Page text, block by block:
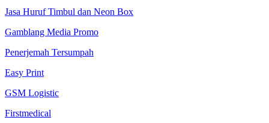
Jasa Huruf Timbul dan Neon Box
Gamblang Media Promo
Penerjemah Tersumpah
Easy Print
GSM Logistic
Firstmedical